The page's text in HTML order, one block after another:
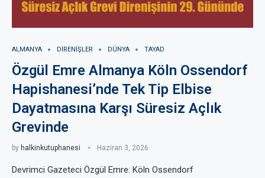
ALMANYA DIRENIŞLER DÜNYA TAYAD
Özgül Emre Almanya Köln Ossendorf
Hapishanesi’nde Tek Tip Elbise
Dayatmasına Karşı Süresiz Açlık
Grevinde
by halkinkutuphanesi Haziran 3, 2026
Devrimci Gazeteci Özgül Emre: Köln Ossendorf